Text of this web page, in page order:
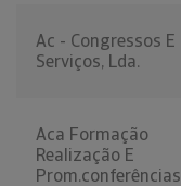
Ac - Congressos E
Serviços, Lda.
Aca Formação
Realização E
Prom.conferências